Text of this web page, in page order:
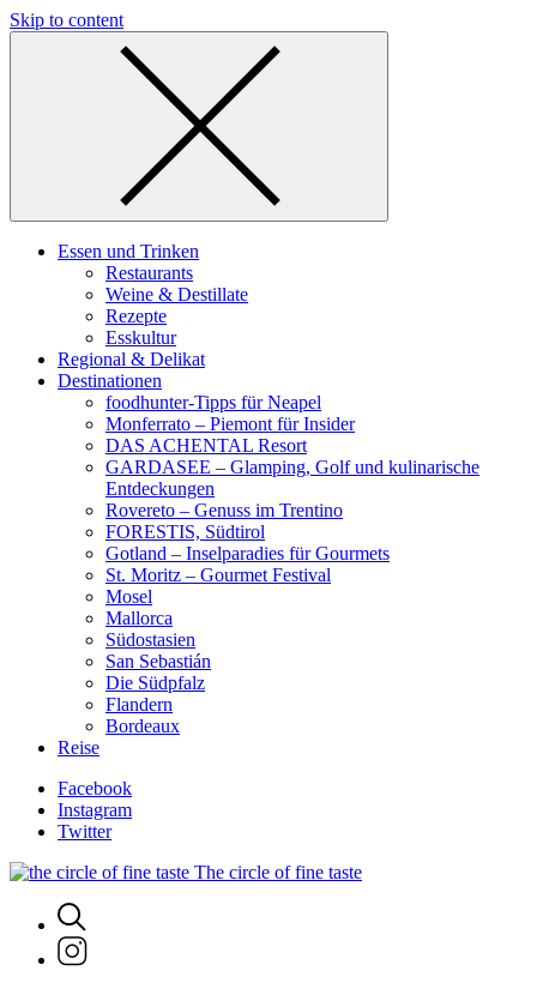
Skip to content
Essen und Trinken
Restaurants
Weine & Destillate
Rezepte
Esskultur
Regional & Delikat
Destinationen
foodhunter-Tipps für Neapel
Monferrato – Piemont für Insider
DAS ACHENTAL Resort
GARDASEE – Glamping, Golf und kulinarische
Entdeckungen
Rovereto – Genuss im Trentino
FORESTIS, Südtirol
Gotland – Inselparadies für Gourmets
St. Moritz – Gourmet Festival
Mosel
Mallorca
Südostasien
San Sebastián
Die Südpfalz
Flandern
Bordeaux
Reise
Facebook
Instagram
Twitter
The circle of fine taste